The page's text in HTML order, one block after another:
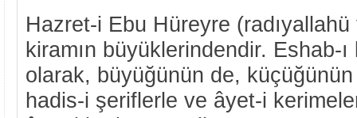
Hazret-i Ebu Hüreyre
kiramın büyüklerindendir. Eshab-ı
olarak, büyüğünün de,
hadis-i şeriflerle ve âyet-i